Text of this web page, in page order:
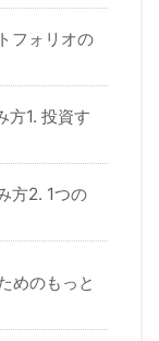
フォリオの
方1. 投資す
方2. 1つの
めのもっと